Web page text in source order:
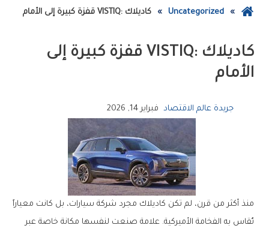
عودة
الصفحة
الرئيسية
Uncategorized كاديلاك‭ ‬VISTIQ‭: ‬قفزة‭ ‬كبيرة‭ ‬إلى‭ ‬الأمام
‬الأمام
جريدة عالم الاقتصاد فبراير 14, 2026
منذ أكثر من قرن، لم تكن كاديلاك مجرد شركة سيارات، بل كانت معياراً
تُقاس به الفخامة الأميركية. علامة صنعت لنفسها مكانة خاصة عبر